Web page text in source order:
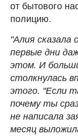
от бытового
полицию.
"Алия
первые дни
этом. И
столкнулась
этого. "Если
почему ты
не написала
месяц